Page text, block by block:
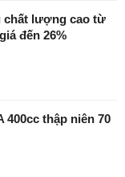
chất lượng cao từ
đến 26%
400cc thập niên 70